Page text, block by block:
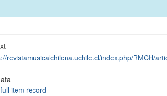
revistamusicalchilena.uchile.cl/index.php/RMCH/
item record